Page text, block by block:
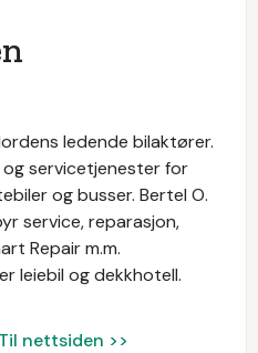
ledende bilaktører.
og servicetjenester for
og busser. Bertel O.
service, reparasjon,
Repair m.m.
leiebil og dekkhotell.
Til nettsiden >>